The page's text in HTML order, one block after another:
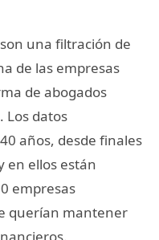
una filtración de
de las empresas
de abogados
Los datos
años, desde finales
en ellos están
empresas
querían mantener